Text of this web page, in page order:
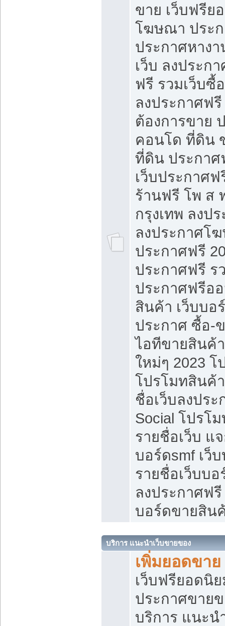
ขาย เว็บฟรีย
โฆษณา ประ
ประกาศหาง
เว็บ ลงประก
ฟรี รวมเว็บซื้
ลงประกาศฟ
ต้องการขาย
คอนโด ที่ดิน
ที่ดิน ประกา
เว็บประกาศ
ร้านฟรี โพ ส
กรุงเทพ ลงป
ลงประกาศโ
ประกาศฟรี
ประกาศฟรี ร
ประกาศฟรีอ
สินค้า เว็บบอ
ประกาศ ซื้อ-
ไอทีขายสินค้
ใหม่ๆ 2023
โปรโมทสินค้
ชื่อเว็บลงปร
Social โปรโ
รายชื่อเว็บ แ
บอร์ดsmf เว็
รายชื่อเว็บบ
ลงประกาศฟรี
บอร์ดขายสิน
บริการ แนะนำเว็บขายของ
เพิ่มยอดขา
เว็บฟรียอดนิ
ประกาศขาย
บริการ แนะน